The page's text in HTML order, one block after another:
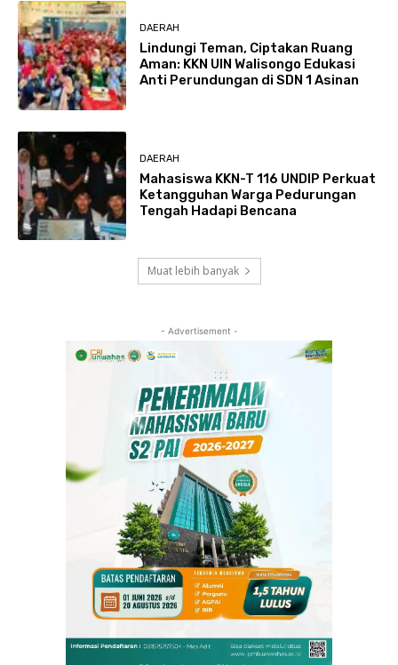
DAERAH
Lindungi Teman, Ciptakan Ruang
Aman: KKN UIN Walisongo Edukasi
Anti Perundungan di SDN 1 Asinan
DAERAH
Mahasiswa KKN-T 116 UNDIP Perkuat
Ketangguhan Warga Pedurungan
Tengah Hadapi Bencana
Muat lebih banyak
- Advertisement -